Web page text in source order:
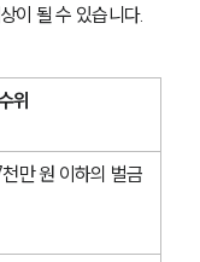
이 될 수 있습니다.
위
만 원 이하의 벌금